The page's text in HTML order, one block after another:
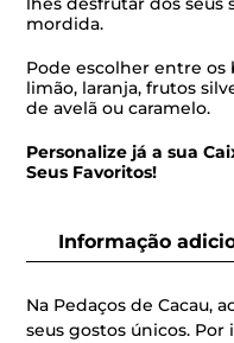
mordida.
Pode escolher entre
limão, laranja, frutos
de avelã ou caramelo.
Personalize já a sua
Seus Favoritos!
Informação
Na Pedaços de Cacau,
seus gostos únicos.